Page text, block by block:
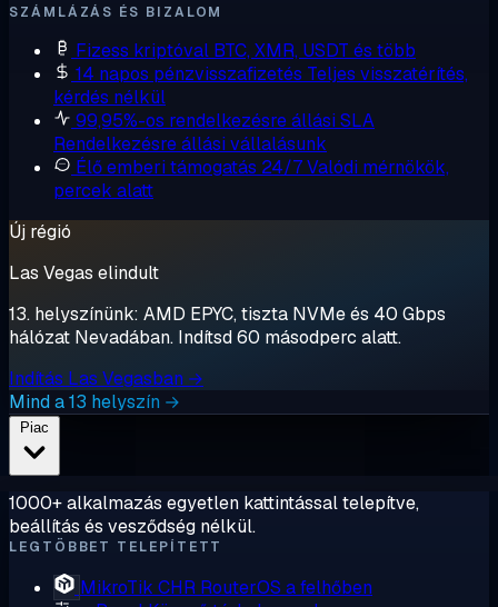
SZÁMLÁZÁS ÉS BIZALOM
Fizess kriptóval BTC, XMR, USDT és több
14 napos pénzvisszafizetés Teljes visszatérítés,
kérdés nélkül
99,95%-os rendelkezésre állási SLA
Rendelkezésre állási vállalásunk
Élő emberi támogatás 24/7Valódi mérnökök,
percek alatt
Új régió
Las Vegas elindult
13. helyszínünk: AMD EPYC, tiszta NVMe és 40 Gbps
hálózat Nevadában. Indítsd 60 másodperc alatt.
Indítás Las Vegasban →
Mind a 13 helyszín →
1000+ alkalmazás egyetlen kattintással telepítve,
beállítás és vesződség nélkül.
LEGTÖBBET TELEPÍTETT
MikroTik CHR RouterOS a felhőben